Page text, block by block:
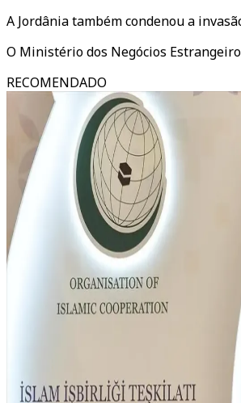
A Jordânia também condenou a
O Ministério dos Negócios
RECOMENDADO